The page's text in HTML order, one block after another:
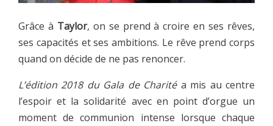
Grâce à Taylor, on se prend à croire en ses rêves,
ses capacités et ses ambitions. Le rêve prend corps
quand on décide de ne pas renoncer.
L’édition 2018 du Gala de Charitéa mis au centre
l’espoir et la solidarité avec en point d’orgue un
moment de communion intense lorsque chaque